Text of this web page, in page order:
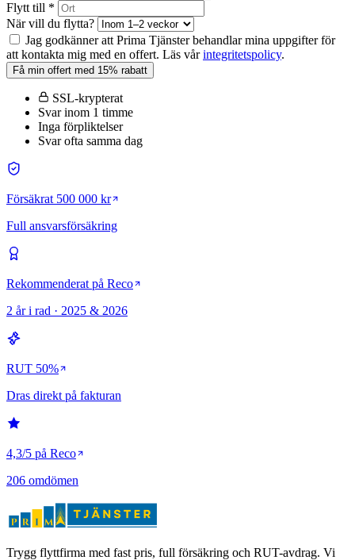
Flytt till *
När vill du flytta?
Jag godkänner att Prima Tjänster behandlar mina uppgifter för
att kontakta mig med en offert. Läs vårintegritetspolicy.
Få min offert med 15% rabatt
SSL-krypterat
Svar inom 1 timme
Inga förpliktelser
Svar ofta samma dag
Försäkrat 500 000 kr
Full ansvarsförsäkring
Rekommenderat på Reco
2 år i rad · 2025 & 2026
RUT 50%
Dras direkt på fakturan
4,3/5 på Reco
206 omdömen
Trygg flyttfirma med fast pris, full försäkring och RUT-avdrag. Vi